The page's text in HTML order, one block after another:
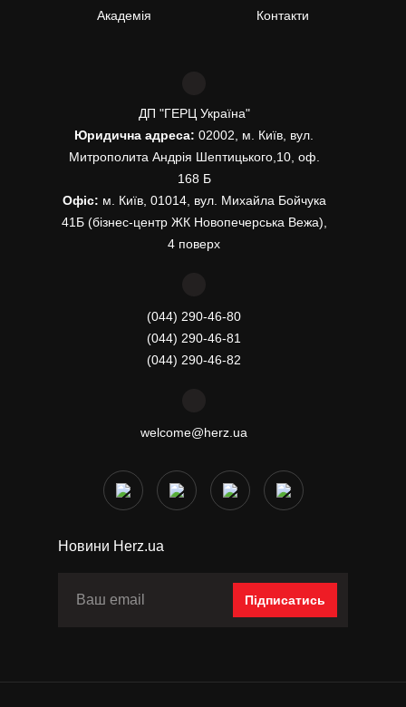
Академія Контакти
ДП "ГЕРЦ Україна"
Юридична адреса: 02002, м. Київ, вул.
Митрополита Андрія Шептицького,10, оф.
168 Б
Офіс: м. Київ, 01014, вул. Михайла Бойчука
41Б (бізнес-центр ЖК Новопечерська Вежа),
4 поверх
(044) 290-46-80
(044) 290-46-81
(044) 290-46-82
welcome@herz.ua
Новини Herz.ua
Підписатись